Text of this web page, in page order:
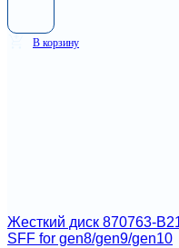
В корзину
Жесткий диск 870763-
SFF for gen8/gen9/gen10